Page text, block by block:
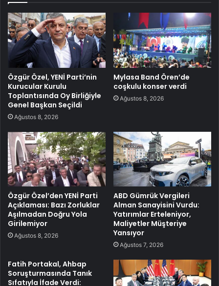
Özgür Özel, YENİ Parti’nin
Kurucular Kurulu
Toplantısında Oy Birliğiyle
Genel Başkan Seçildi
Ağustos 8, 2026
Mylasa Band Ören’de
coşkulu konser verdi
Ağustos 8, 2026
Özgür Özel’den YENİ Parti
Açıklaması: Bazı Zorluklar
Aşılmadan Doğru Yola
Girilemiyor
Ağustos 8, 2026
ABD Gümrük Vergileri
Alman Sanayisini Vurdu:
Yatırımlar Erteleniyor,
Maliyetler Müşteriye
Yansıyor
Ağustos 7, 2026
Fatih Portakal, Ahbap
Soruşturmasında Tanık
Sıfatıyla İfade Verdi: